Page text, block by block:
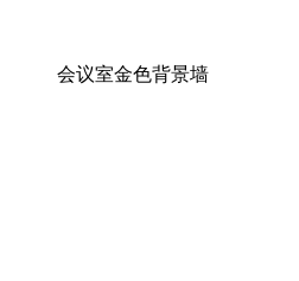
会议室金色背景墙